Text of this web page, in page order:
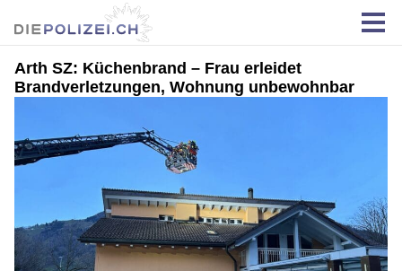
Arth SZ: Küchenbrand – Frau erleidet
Brandverletzungen, Wohnung unbewohnbar